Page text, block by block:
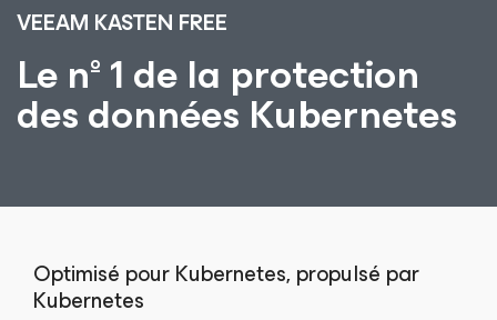
impactés par la mise à jour de CrowdStrike
LA
SUIT
E
VEEAM KASTEN FREE
Le nº 1 de la protection
des données Kubernetes
Optimisé pour Kubernetes, propulsé par
Kubernetes